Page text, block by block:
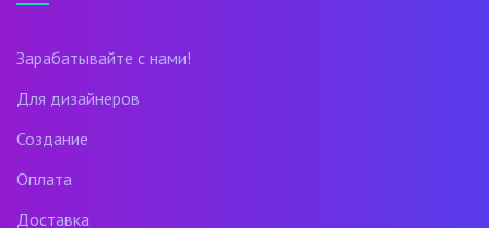
Зарабатывайте с нами!
Для дизайнеров
Создание
Оплата
Доставка